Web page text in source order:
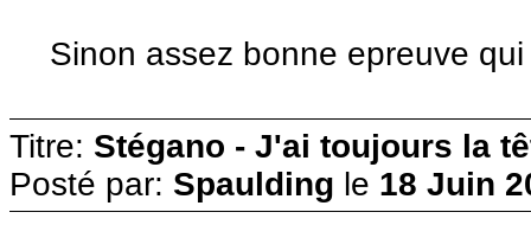
Sinon assez bonne epreuve
Titre: Stégano - J'ai toujours la
Posté par: Spaulding le 18 Juin